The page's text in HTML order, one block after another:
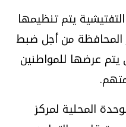
يتم تنظيمها
من أجل ضبط
يتم عرضها للمواطنين
المحلية لمركز